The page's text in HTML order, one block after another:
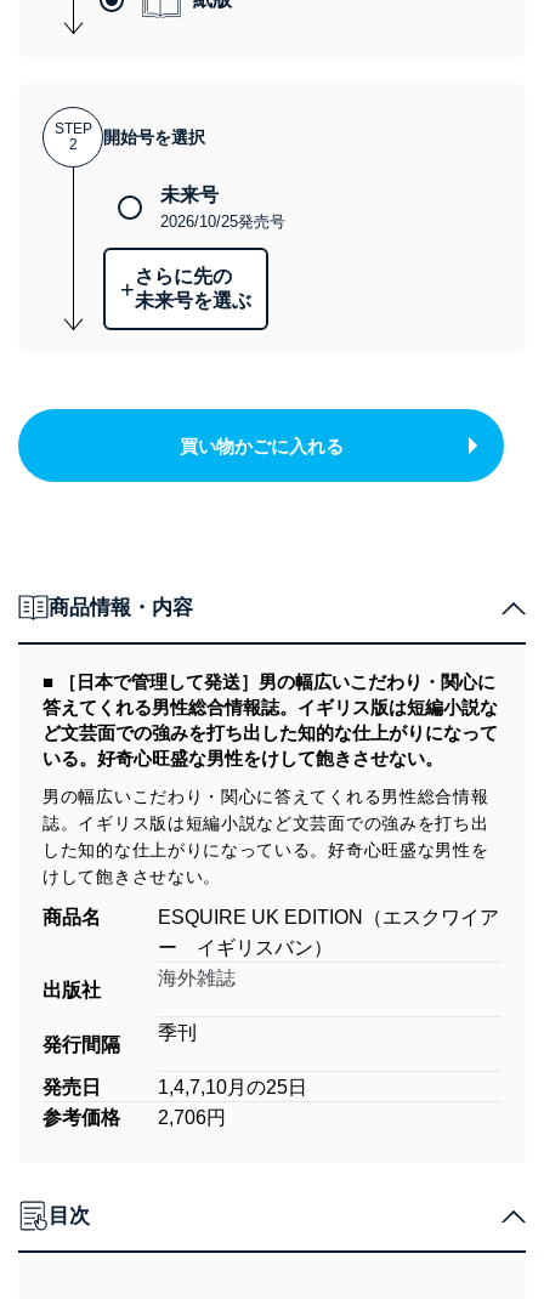
STEP
2
開始号を選択
未来号
2026/10/25発売号
+さらに先の
未来号を選ぶ
買い物かごに入れる
商品情報・内容
■ ［日本で管理して発送］男の幅広いこだわり・関心に
答えてくれる男性総合情報誌。イギリス版は短編小説な
ど文芸面での強みを打ち出した知的な仕上がりになって
いる。好奇心旺盛な男性をけして飽きさせない。
男の幅広いこだわり・関心に答えてくれる男性総合情報
誌。イギリス版は短編小説など文芸面での強みを打ち出
した知的な仕上がりになっている。好奇心旺盛な男性を
けして飽きさせない。
商品名
ESQUIRE UK EDITION（エスクワイア
ー イギリスバン）
出版社
海外雑誌
発行間隔
季刊
発売日
1,4,7,10月の25日
参考価格
2,706円
目次